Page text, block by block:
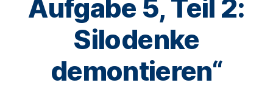
Aufgabe 5, Teil 2:
Silodenke
demontieren“